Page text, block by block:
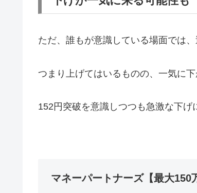
ただ、誰もが意識している場面では、
つまり上げてはいるものの、一気に下
152円突破を意識しつつも急激な下げ
マネーパートナーズ【最大150